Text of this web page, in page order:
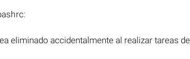
eliminado accidentalmente al realizar tareas de